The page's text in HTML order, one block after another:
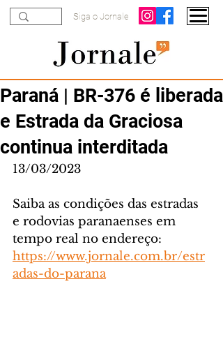
Siga o Jornale
Paraná | BR-376 é liberada
e Estrada da Graciosa
continua interditada
13/03/2023
Saiba as condições das estradas
e rodovias paranaenses em
tempo real no endereço:
https://www.jornale.com.br/estr
adas-do-parana